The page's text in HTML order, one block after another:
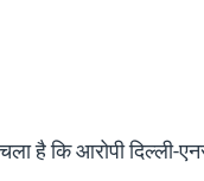
है कि आरोपी